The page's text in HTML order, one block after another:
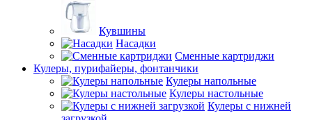
Кувшины
Насадки
Сменные картриджи
Кулеры, пурифайеры, фонтанчики
Кулеры напольные
Кулеры настольные
Кулеры с нижней